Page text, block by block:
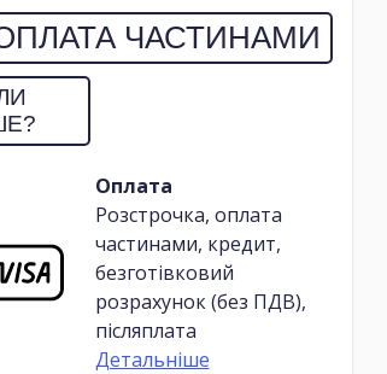
ЧАСТИНАМИ
Оплата
Розстрочка, оплата
частинами, кредит,
безготівковий
розрахунок (без ПДВ),
післяплата
Детальніше